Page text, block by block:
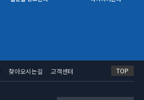
찾아오시는길 고객센터 TOP